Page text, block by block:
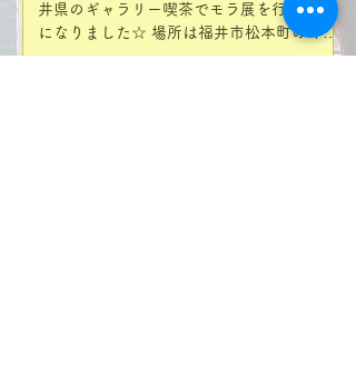
井県のギャラリー喫茶でモラ展を行うこと
になりました☆ 場所は福井市松本町のギャ
ラリー喫茶「サライ」。 これまでも数々